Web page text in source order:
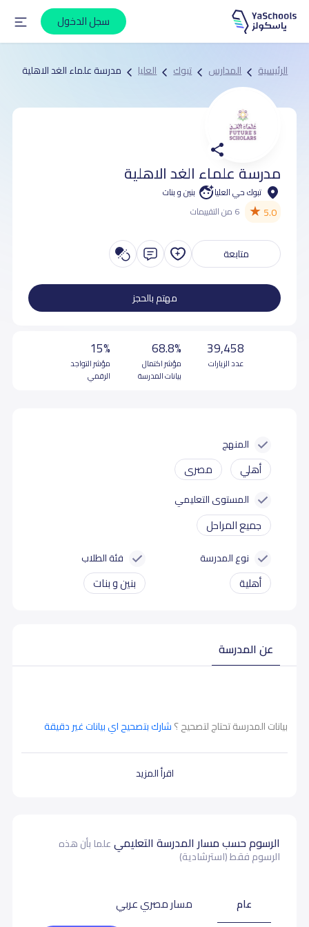
سجل الدخول
الرئيسية المدارس تبوك العليا مدرسة علماء الغد الاهلية
مدرسة علماء الغد الاهلية
تبوك حي العليا بنين و بنات
5.0
★ 6 من التقييمات
متابعة
مهتم بالحجز
39,458
عدد الزيارات
68.8%
مؤشر اكتمال
بيانات المدرسة
15%
مؤشر التواجد
الرقمي
المنهج
أهلي مصرى
المستوى التعليمي
جميع المراحل
نوع المدرسة
أهلية
فئة الطلاب
بنين و بنات
عن المدرسة
اقرأ المزيد
بيانات المدرسة تحتاج لتصحيح ؟شارك بتصحيح اي بيانات غير دقيقة
الرسوم حسب مسار المدرسة التعليميعلما بأن هذه
الرسوم فقط (استرشادية)
عام
مسار مصري عربي